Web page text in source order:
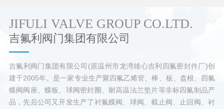
JIFULI VALVE GROUP CO.LTD.
吉氟利阀门集团有限公司
吉氟利阀门集团有限公司(原温州市龙湾雄心吉利四氟密封件厂)创
建于2005年。是一家专业生产聚四氟乙烯管、棒、板、盘根、四氟
蝶阀阀座、蝶板、球阀密封圈、耐高温法兰垫片等非标四氟制品产
品，先后公司又开发生产了衬氟蝶阀、球阀、截止阀、止回阀、衬